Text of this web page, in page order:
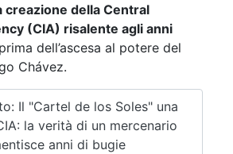
creazione della Central
(CIA) risalente agli anni
dell’ascesa al potere del
Chávez.
Il "Cartel de los Soles" una
la verità di un mercenario
anni di bugie